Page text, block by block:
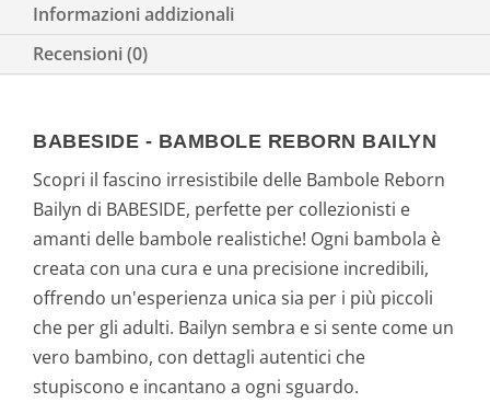
Informazioni addizionali
Recensioni (0)
BABESIDE - BAMBOLE REBORN BAILYN
Scopri il fascino irresistibile delle Bambole Reborn
Bailyn di BABESIDE, perfette per collezionisti e
amanti delle bambole realistiche! Ogni bambola è
creata con una cura e una precisione incredibili,
offrendo un'esperienza unica sia per i più piccoli
che per gli adulti. Bailyn sembra e si sente come un
vero bambino, con dettagli autentici che
stupiscono e incantano a ogni sguardo.